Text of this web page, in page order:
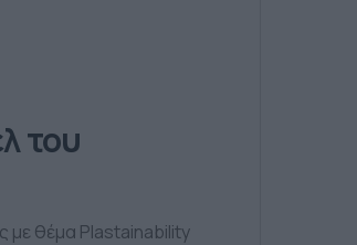
του
με θέμα Plastainability